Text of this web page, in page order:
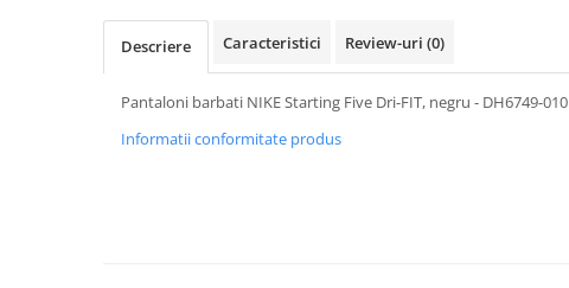
Descriere Caracteristici Review-uri (0)
Pantaloni barbati NIKE Starting Five Dri-FIT, negru - DH6749-010
Informatii conformitate produs